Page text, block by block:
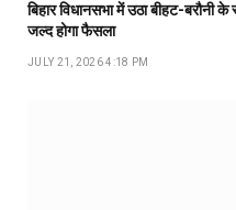
बिहार विधानसभा में उठा बीहट-बरौनी
जल्द होगा फैसला
JULY 21, 2026 4:18 PM